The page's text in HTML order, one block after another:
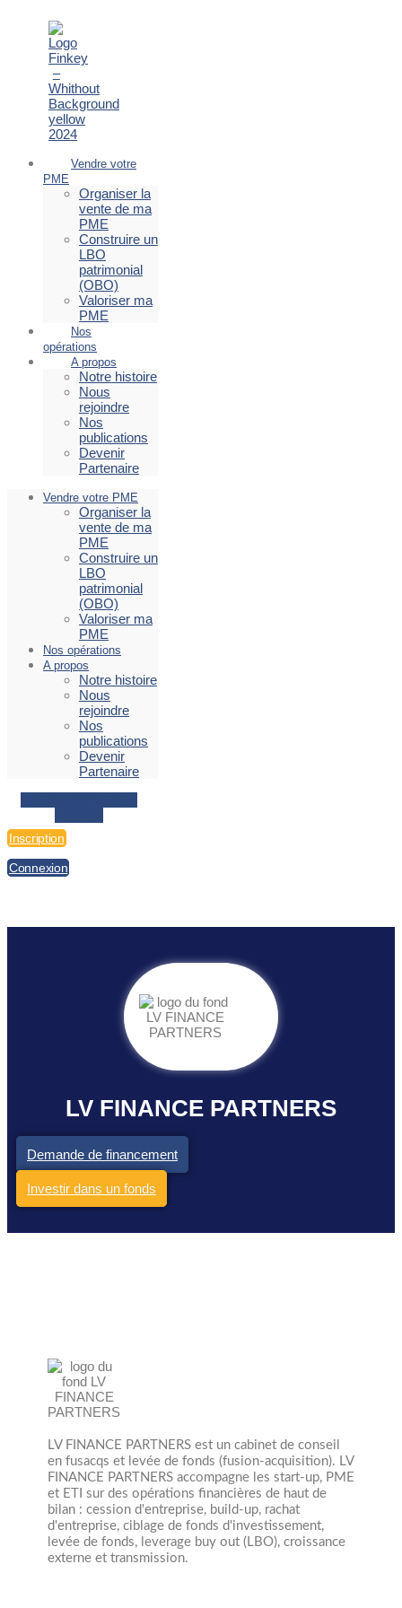
Vendre votre
PME
Organiser la
vente de ma
PME
Construire un
LBO
patrimonial
(OBO)
Valoriser ma
PME
Nos
opérations
A propos
Notre histoire
Nous
rejoindre
Nos
publications
Devenir
Partenaire
Vendre votre PME
Organiser la
vente de ma
PME
Construire un
LBO
patrimonial
(OBO)
Valoriser ma
PME
Nos opérations
A propos
Notre histoire
Nous
rejoindre
Nos
publications
Devenir
Partenaire
Inscription
Connexion
LV FINANCE PARTNERS
Demande de financement
Investir dans un fonds
LV FINANCE PARTNERS est un cabinet de conseil
en fusacqs et levée de fonds (fusion-acquisition). LV
FINANCE PARTNERS accompagne les start-up, PME
et ETI sur des opérations financières de haut de
bilan : cession d'entreprise, build-up, rachat
d'entreprise, ciblage de fonds d'investissement,
levée de fonds, leverage buy out (LBO), croissance
externe et transmission.